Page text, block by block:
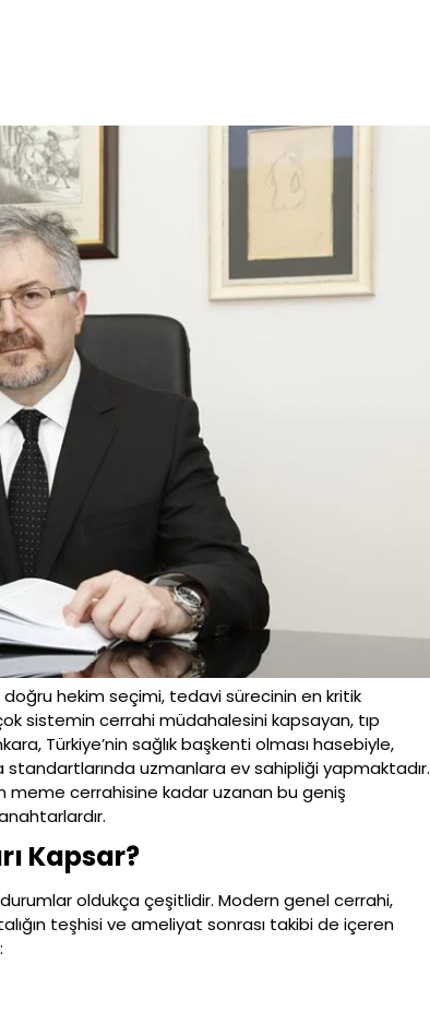
hekim seçimi, tedavi sürecinin en kritik
sistemin cerrahi müdahalesini kapsayan, tıp
Türkiye’nin sağlık başkenti olması hasebiyle,
uzmanlara ev sahipliği yapmaktadır.
meme cerrahisine kadar uzanan bu geniş
Kapsar?
oldukça çeşitlidir. Modern genel cerrahi,
teşhisi ve ameliyat sonrası takibi de içeren